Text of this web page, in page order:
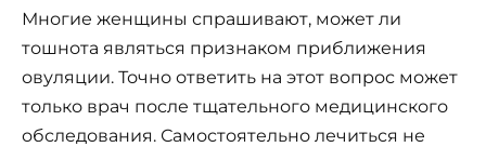
Многие женщины спрашивают, может ли
тошнота являться признаком приближения
овуляции. Точно ответить на этот вопрос может
только врач после тщательного медицинского
обследования. Самостоятельно лечиться не